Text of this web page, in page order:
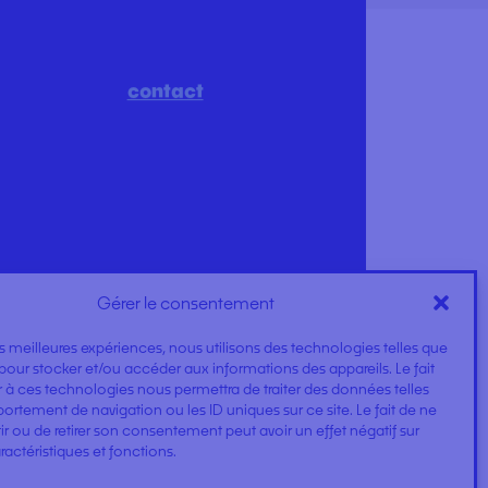
Gérer le consentement
meilleures expériences, nous utilisons des technologies telles que
stocker et/ou accéder aux informations des appareils. Le fait
à ces technologies nous permettra de traiter des données telles
de navigation ou les ID uniques sur ce site. Le fait de ne
ou de retirer son consentement peut avoir un effet négatif sur
et fonctions.
contact